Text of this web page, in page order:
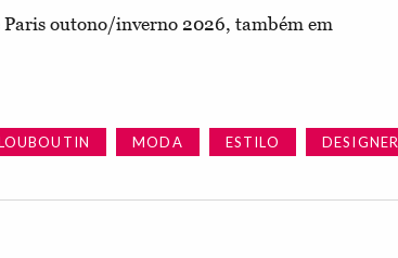
outono/inverno 2026, também em
MODA ESTILO DESIGNER